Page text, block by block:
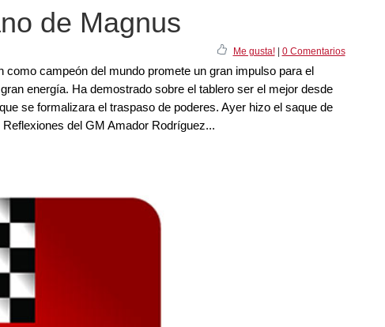
de Magnus
Me gusta!| 0 Comentarios
campeón del mundo promete un gran impulso para el
energía. Ha demostrado sobre el tablero ser el mejor desde
se formalizara el traspaso de poderes. Ayer hizo el saque de
del GM Amador Rodríguez...